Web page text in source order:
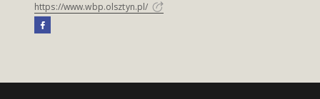
https://www.wbp.olsztyn.pl/